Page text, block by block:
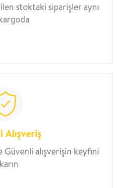
stoktaki siparişler aynı
Alışveriş
Güvenli alışverişin keyfini